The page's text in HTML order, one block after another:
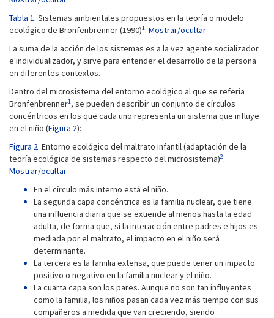
Tabla 1. Sistemas ambientales propuestos en la teoría o modelo
ecológico de Bronfenbrenner (1990)1. Mostrar/ocultar
La suma de la acción de los sistemas es a la vez agente socializador
e individualizador, y sirve para entender el desarrollo de la persona
en diferentes contextos.
Dentro del microsistema del entorno ecológico al que se refería
Bronfenbrenner1, se pueden describir un conjunto de círculos
concéntricos en los que cada uno representa un sistema que influye
en el niño (Figura 2):
Figura 2. Entorno ecológico del maltrato infantil (adaptación de la
teoría ecológica de sistemas respecto del microsistema)2.
Mostrar/ocultar
En el círculo más interno está el niño.
La segunda capa concéntrica es la familia nuclear, que tiene
una influencia diaria que se extiende al menos hasta la edad
adulta, de forma que, si la interacción entre padres e hijos es
mediada por el maltrato, el impacto en el niño será
determinante.
La tercera es la familia extensa, que puede tener un impacto
positivo o negativo en la familia nuclear y el niño.
La cuarta capa son los pares. Aunque no son tan influyentes
como la familia, los niños pasan cada vez más tiempo con sus
compañeros a medida que van creciendo, siendo